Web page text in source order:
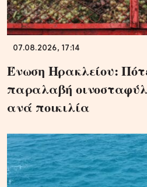
07.08.2026, 17:14
Ένωση Ηρακλείου:
παραλαβή
ανά ποικιλία